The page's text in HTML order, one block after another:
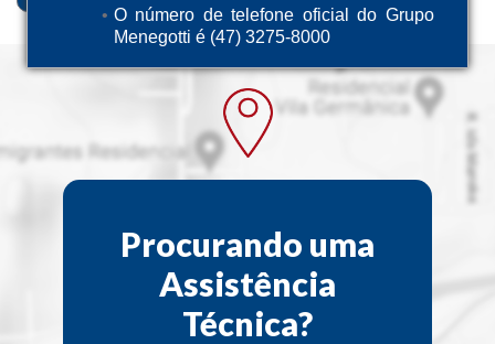
O número de telefone oficial do Grupo
Menegotti é (47) 3275-8000
Procurando uma
Assistência
Técnica?